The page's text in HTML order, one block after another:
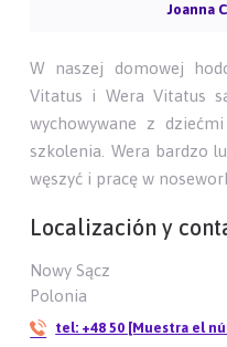
Joanna
W naszej domowej
Vitatus i Wera Vitatus
wychowywane z
szkolenia. Wera bardzo
węszyć i pracę w
Localización y
Nowy Sącz
Polonia
tel: +48 50 [Muestra el